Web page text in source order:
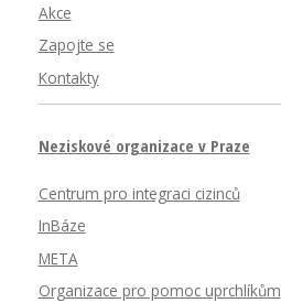
Akce
Zapojte se
Kontakty
Neziskové organizace v Praze
Centrum pro integraci cizinců
InBáze
META
Organizace pro pomoc uprchlíkům